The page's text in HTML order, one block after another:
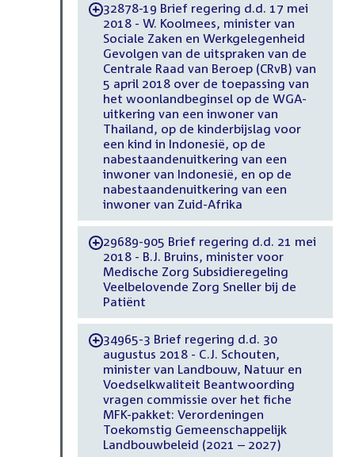
-32878-19 Brief regering d.d. 17 mei
2018 - W. Koolmees, minister van
Sociale Zaken en Werkgelegenheid
Gevolgen van de uitspraken van de
Centrale Raad van Beroep (CRvB) van
5 april 2018 over de toepassing van
het woonlandbeginsel op de WGA-
uitkering van een inwoner van
Thailand, op de kinderbijslag voor
een kind in Indonesië, op de
nabestaandenuitkering van een
inwoner van Indonesië, en op de
nabestaandenuitkering van een
inwoner van Zuid-Afrika
-29689-905 Brief regering d.d. 21 mei
2018 - B.J. Bruins, minister voor
Medische Zorg Subsidieregeling
Veelbelovende Zorg Sneller bij de
Patiënt
-34965-3 Brief regering d.d. 30
augustus 2018 - C.J. Schouten,
minister van Landbouw, Natuur en
Voedselkwaliteit Beantwoording
vragen commissie over het fiche
MFK-pakket: Verordeningen
Toekomstig Gemeenschappelijk
Landbouwbeleid (2021 – 2027)